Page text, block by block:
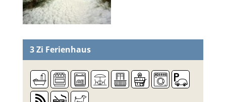
3 Zi Ferienhaus